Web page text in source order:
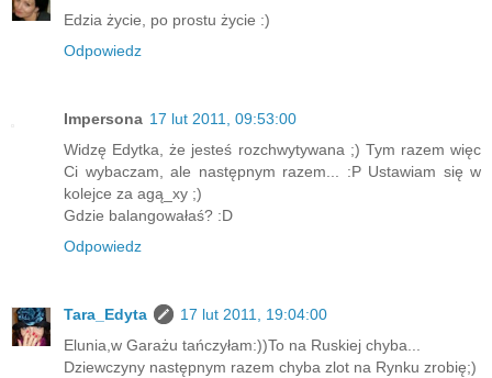
Edzia życie, po prostu życie :)
Odpowiedz
Impersona 17 lut 2011, 09:53:00
Widzę Edytka, że jesteś rozchwytywana ;) Tym razem więc
Ci wybaczam, ale następnym razem... :P Ustawiam się w
kolejce za agą_xy ;)
Gdzie balangowałaś? :D
Odpowiedz
Tara_Edyta
17 lut 2011, 19:04:00
Elunia,w Garażu tańczyłam:))To na Ruskiej chyba...
Dziewczyny następnym razem chyba zlot na Rynku zrobię;)